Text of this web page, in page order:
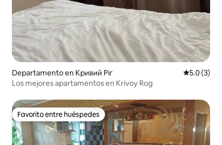
Departamento en Кривий Ріг
5.0 (3)
Los mejores apartamentos en Krivoy Rog
Favorito entre huéspedes
Favorito entre huéspedes